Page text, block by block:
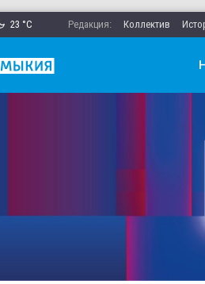
23 °C Редакция: Коллектив